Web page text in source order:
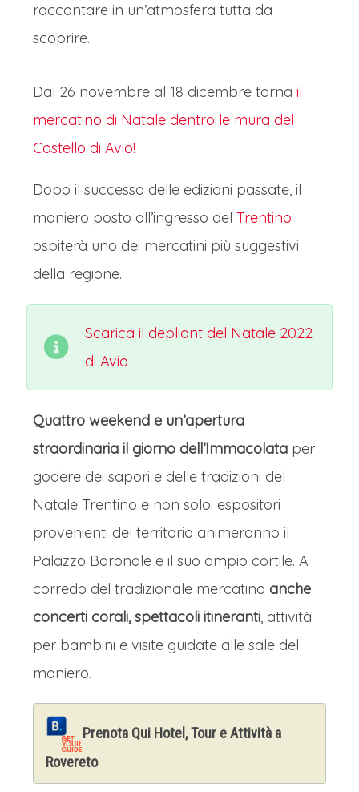
raccontare in un’atmosfera tutta da
scoprire.
Dal 26 novembre al 18 dicembre torna il
mercatino di Natale dentro le mura del
Castello di Avio!
Dopo il successo delle edizioni passate, il
maniero posto all’ingresso del Trentino
ospiterà uno dei mercatini più suggestivi
della regione.
Scarica il depliant del Natale 2022
di Avio
Quattro weekend e un’apertura
straordinaria il giorno dell’Immacolata per
godere dei sapori e delle tradizioni del
Natale Trentino e non solo: espositori
provenienti del territorio animeranno il
Palazzo Baronale e il suo ampio cortile. A
corredo del tradizionale mercatino anche
concerti corali, spettacoli itineranti, attività
per bambini e visite guidate alle sale del
maniero.
Prenota Qui Hotel, Tour e Attività a
Rovereto